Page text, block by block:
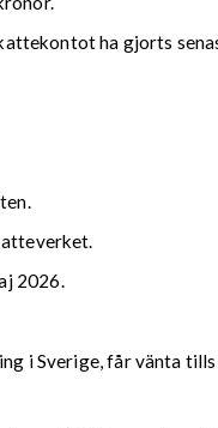
ha gjorts
2026.
i Sverige, får vänta tills